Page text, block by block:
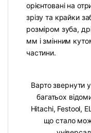
орієнтовані на
зрізу та крайки
розміром зуба,
мм і змінним
частини.
Варто звернути
багатьох
Hitachi, Festool,
що стало